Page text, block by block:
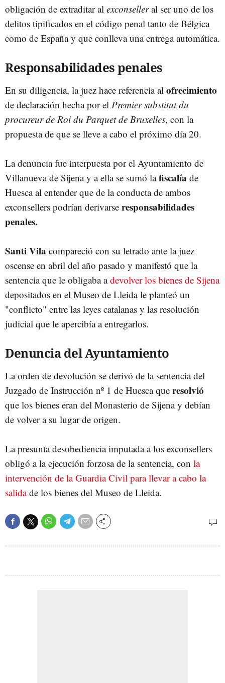
obligación de extraditar al exconselleral ser uno de los
delitos tipificados en el código penal tanto de Bélgica
como de España y que conlleva una entrega automática.
Responsabilidades penales
En su diligencia, la juez hace referencia al ofrecimiento
de declaración hecha por el Premier substitut du
procureur de Roi du Parquet de Bruxelles, con la
propuesta de que se lleve a cabo el próximo día 20.
La denuncia fue interpuesta por el Ayuntamiento de
Villanueva de Sijena y a ella se sumó lafiscalía de
Huesca al entender que de la conducta de ambos
exconsellers podrían derivarse responsabilidades
penales.
Santi Vila compareció con su letrado ante la juez
oscense en abril del año pasado y manifestó que la
sentencia que le obligaba adevolver los bienes de Sijena
depositados en el Museo de Lleida le planteó un
"conflicto" entre las leyes catalanas y las resolución
judicial que le apercibía a entregarlos.
Denuncia del Ayuntamiento
La orden de devolución se derivó de la sentencia del
Juzgado de Instrucción nº 1 de Huesca que resolvió
que los bienes eran del Monasterio de Sijena y debían
de volver a su lugar de origen.
La presunta desobediencia imputada a los exconsellers
obligó a la ejecución forzosa de la sentencia, con la
intervención de la Guardia Civil para llevar a cabo la
salidade los bienes del Museo de Lleida.